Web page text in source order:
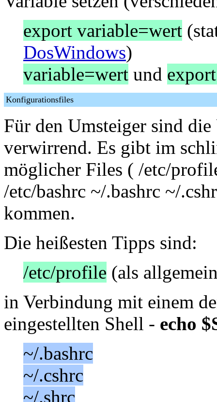
export variable=wert
DosWindows)
variable=wert und
Konfigurationsfiles
Für den Umsteiger sind
verwirrend. Es gibt im
möglicher Files ( /etc/
/etc/bashrc ~/.bashrc ~/
kommen.
Die heißesten Tipps sind:
/etc/profile (als
in Verbindung mit einem
eingestellten Shell - echo
~/.bashrc
~/.cshrc
~/.shrc